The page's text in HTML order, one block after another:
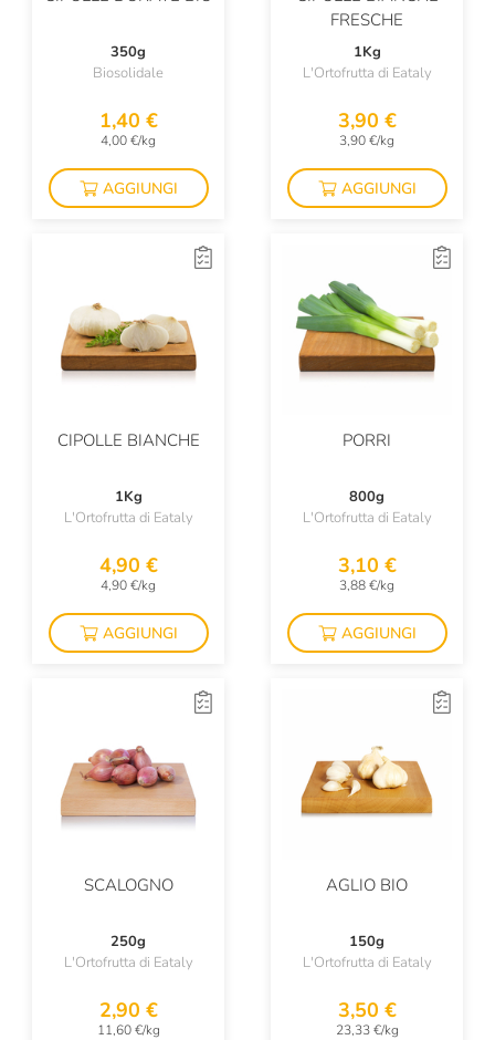
350g
Biosolidale
1,40 €
4,00 €/kg
AGGIUNGI
FRESCHE
1Kg
L'Ortofrutta di Eataly
3,90 €
3,90 €/kg
AGGIUNGI
CIPOLLE BIANCHE
1Kg
L'Ortofrutta di Eataly
4,90 €
4,90 €/kg
AGGIUNGI
PORRI
800g
L'Ortofrutta di Eataly
3,10 €
3,88 €/kg
AGGIUNGI
SCALOGNO
250g
L'Ortofrutta di Eataly
2,90 €
11,60 €/kg
AGLIO BIO
150g
L'Ortofrutta di Eataly
3,50 €
23,33 €/kg